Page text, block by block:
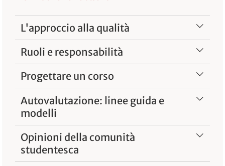
L'approccio alla qualità
Ruoli e responsabilità
Progettare un corso
Autovalutazione: linee guida e
modelli
Opinioni della comunità
studentesca